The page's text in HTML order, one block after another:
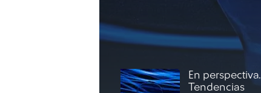
En perspectiva.
Tendencias